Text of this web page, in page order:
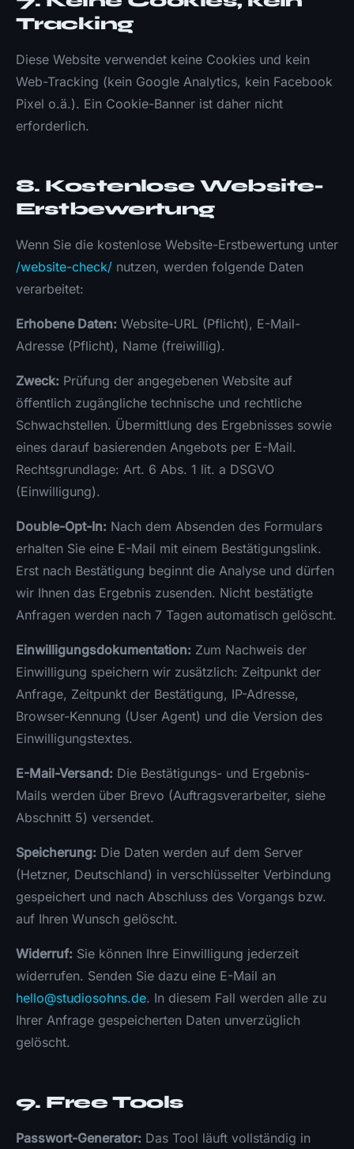
Tracking
Diese Website verwendet keine Cookies und kein
Web-Tracking (kein Google Analytics, kein Facebook
Pixel o.ä.). Ein Cookie-Banner ist daher nicht
erforderlich.
8. Kostenlose Website-
Erstbewertung
Wenn Sie die kostenlose Website-Erstbewertung unter
/website-check/ nutzen, werden folgende Daten
verarbeitet:
Erhobene Daten: Website-URL (Pflicht), E-Mail-
Adresse (Pflicht), Name (freiwillig).
Zweck: Prüfung der angegebenen Website auf
öffentlich zugängliche technische und rechtliche
Schwachstellen. Übermittlung des Ergebnisses sowie
eines darauf basierenden Angebots per E-Mail.
Rechtsgrundlage: Art. 6 Abs. 1 lit. a DSGVO
(Einwilligung).
Double-Opt-In: Nach dem Absenden des Formulars
erhalten Sie eine E-Mail mit einem Bestätigungslink.
Erst nach Bestätigung beginnt die Analyse und dürfen
wir Ihnen das Ergebnis zusenden. Nicht bestätigte
Anfragen werden nach 7 Tagen automatisch gelöscht.
Einwilligungsdokumentation: Zum Nachweis der
Einwilligung speichern wir zusätzlich: Zeitpunkt der
Anfrage, Zeitpunkt der Bestätigung, IP-Adresse,
Browser-Kennung (User Agent) und die Version des
Einwilligungstextes.
E-Mail-Versand: Die Bestätigungs- und Ergebnis-
Mails werden über Brevo (Auftragsverarbeiter, siehe
Abschnitt 5) versendet.
Speicherung: Die Daten werden auf dem Server
(Hetzner, Deutschland) in verschlüsselter Verbindung
gespeichert und nach Abschluss des Vorgangs bzw.
auf Ihren Wunsch gelöscht.
Widerruf: Sie können Ihre Einwilligung jederzeit
widerrufen. Senden Sie dazu eine E-Mail an
hello@studiosohns.de. In diesem Fall werden alle zu
Ihrer Anfrage gespeicherten Daten unverzüglich
gelöscht.
9. Free Tools
Passwort-Generator: Das Tool läuft vollständig in